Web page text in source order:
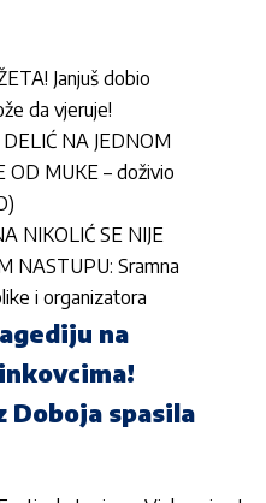
Janjuš dobio
da vjeruje!
NA JEDNOM
OD MUKE – doživio
NIKOLIĆ SE NIJE
NASTUPU: Sramna
i organizatora
na
Doboja spasila